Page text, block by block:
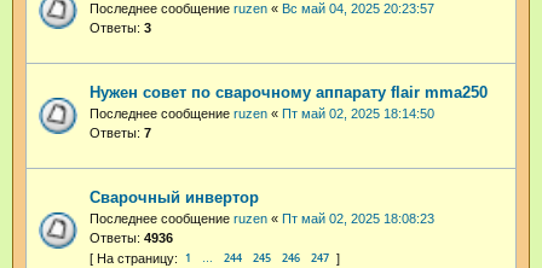
Последнее сообщение ruzen « Вс май 04, 2025 20:23:57
Ответы: 3
Нужен совет по сварочному аппарату flair mma250
Последнее сообщение ruzen « Пт май 02, 2025 18:14:50
Ответы: 7
Сварочный инвертор
Последнее сообщение ruzen « Пт май 02, 2025 18:08:23
Ответы: 4936
1 … 244 245 246 247